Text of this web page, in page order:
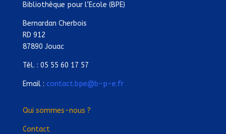
Bibliothèque pour l’Ecole (BPE)
Bernardan Cherbois
RD 912
87890 Jouac
Tél. : 05 55 60 17 57
Email : contact.bpe@b-p-e.fr
Qui sommes-nous ?
Contact